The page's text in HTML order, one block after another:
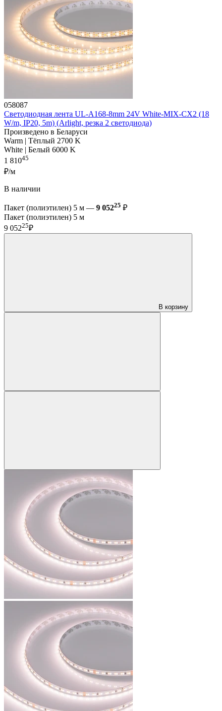
058087
Светодиодная лента UL-A168-8mm 24V White-MIX-CX2 (18
W/m, IP20, 5m) (Arlight, резка 2 светодиода)
Произведено в Беларуси
Warm | Тёплый 2700 K
White | Белый 6000 K
1 81045
₽/м
В наличии
Пакет (полиэтилен) 5 м — 9 05225 ₽
Пакет (полиэтилен) 5 м
9 05225₽
В корзину